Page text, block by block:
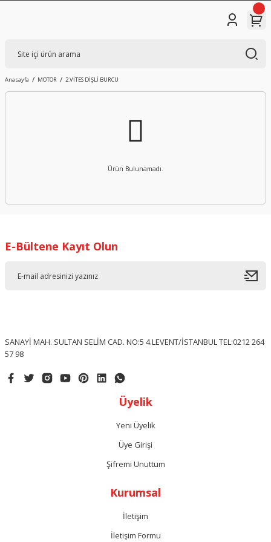
Anasayfa MOTOR 2.VİTES DİŞLİ BURCU
Ürün Bulunamadı.
E-Bültene Kayıt Olun
SANAYİ MAH. SULTAN SELİM CAD. NO:5 4.LEVENT/İSTANBUL TEL:0212 264
57 98
Üyelik
Yeni Üyelik
Üye Girişi
Şifremi Unuttum
Kurumsal
İletişim
İletişim Formu